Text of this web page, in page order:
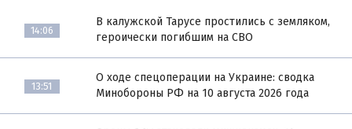
14:06
В калужской Тарусе простились с земляком,
героически погибшим на СВО
13:51
О ходе спецоперации на Украине: сводка
Минобороны РФ на 10 августа 2026 года